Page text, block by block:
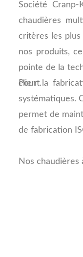
Société Cranp-
chaudières
critères les
nos produits,
pointe de la
client.
Pour la
systématiques.
permet de
de fabrication
Nos chaudières